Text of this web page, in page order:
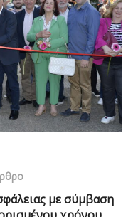
με σύμβαση